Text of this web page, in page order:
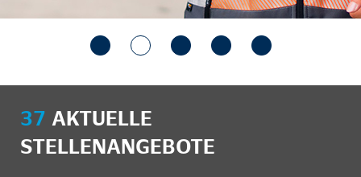
37 AKTUELLE
STELLENANGEBOTE